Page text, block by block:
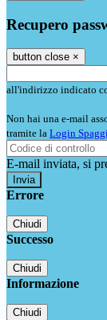
Recupero
button close ×
all'indirizzo indicato
Non hai una e-mail
tramite la Login
E-mail inviata, si
Errore
Chiudi
Successo
Chiudi
Informazione
Chiudi